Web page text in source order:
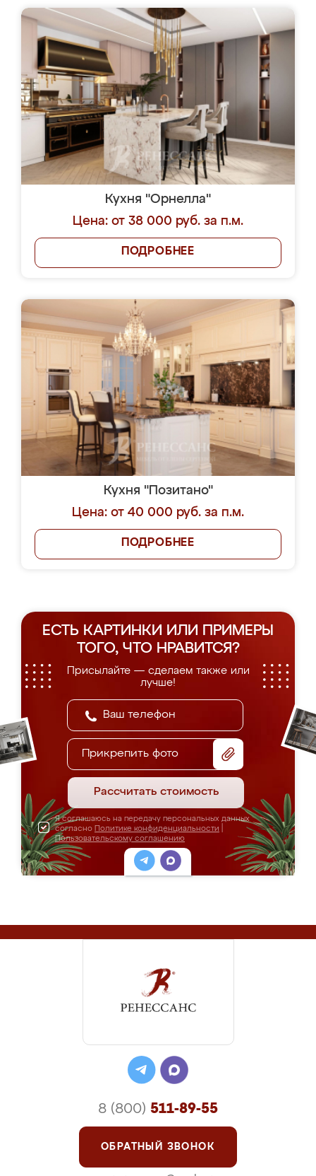
Кухня "Орнелла"
Цена: от 38 000 руб. за п.м.
ПОДРОБНЕЕ
Кухня "Позитано"
Цена: от 40 000 руб. за п.м.
ПОДРОБНЕЕ
ЕСТЬ КАРТИНКИ ИЛИ ПРИМЕРЫ
ТОГО, ЧТО НРАВИТСЯ?
Присылайте — сделаем также или
лучше!
Прикрепить фото
Рассчитать стоимость
Я соглашаюсь на передачу персональных данных
согласно Политике конфиденциальности
Пользовательскому соглашению
8 (800) 511-89-55
ОБРАТНЫЙ ЗВОНОК